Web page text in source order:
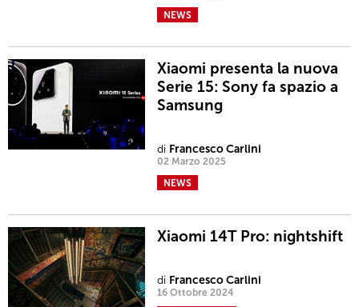
NEWS
Xiaomi presenta la nuova
Serie 15: Sony fa spazio a
Samsung
di Francesco Carlini
02 Marzo 2025
NEWS
Xiaomi 14T Pro: nightshift
di Francesco Carlini
16 Ottobre 2024